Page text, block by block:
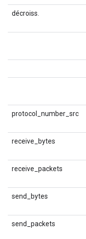
décroiss.
protocol_number_src
receive_bytes
receive_packets
send_bytes
send_packets